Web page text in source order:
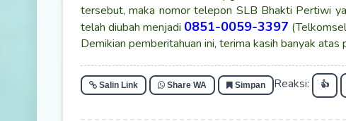
tersebut, maka nomor telepon SLB Bhakti Pertiwi
telah diubah menjadi 0851-0059-3397
Demikian pemberitahuan ini, terima kasih banyak atas
Salin Link Share WA Simpan Reaksi: 👍